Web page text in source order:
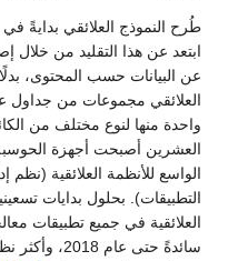
ابتعد عن هذا التقليد من
عن البيانات حسب المحتوى،
العلائقي مجموعات من
واحدة منها لنوع مختلف من
العشرين أصبحت أجهزة الحوسبة
الواسع للأنظمة العلائقية (نظم
التطبيقات). بحلول بدايات
العلائقية في جميع تطبيقات
سائدةً حتى